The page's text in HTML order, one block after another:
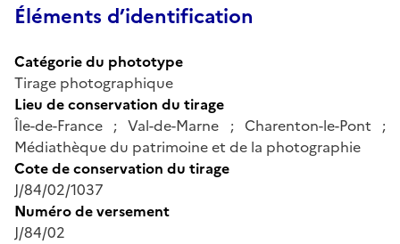
Éléments d’identification
Catégorie du phototype
Tirage photographique
Lieu de conservation du tirage
Île-de-France ; Val-de-Marne ; Charenton-le-Pont ;
Médiathèque du patrimoine et de la photographie
Cote de conservation du tirage
J/84/02/1037
Numéro de versement
J/84/02